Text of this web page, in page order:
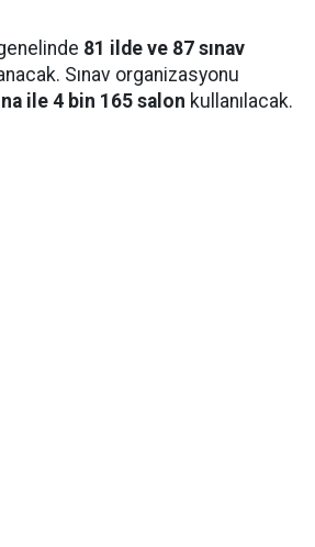
81 ilde ve 87 sınav
Sınav organizasyonu
ile 4 bin 165 salon kullanılacak.